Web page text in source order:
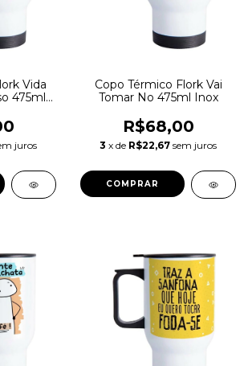
Vida
475ml
juros
Copo Térmico Flork Vai
Tomar No 475ml Inox
R$68,00
3 x de R$22,67 sem juros